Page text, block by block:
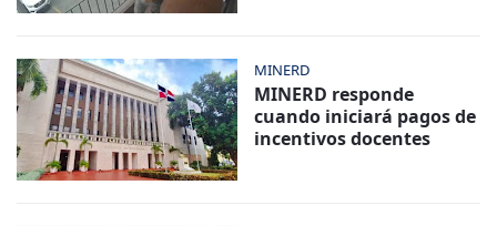
MINERD
MINERD responde
cuando iniciará pagos de
incentivos docentes